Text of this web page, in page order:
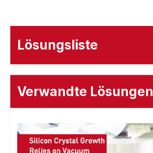
Lösungsliste
Verwandte Lösungen